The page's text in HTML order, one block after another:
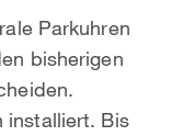
Parkuhren
bisherigen
installiert. Bis